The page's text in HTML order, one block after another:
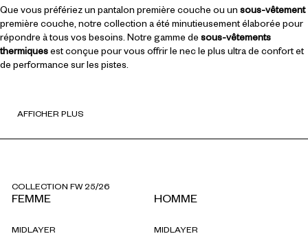
Que vous préfériez un pantalon première couche ou un sous-vêtement
première couche, notre collection a été minutieusement élaborée pour
répondre à tous vos besoins. Notre gamme de sous-vêtements
thermiquesest conçue pour vous offrir le nec le plus ultra de confort et
de performance sur les pistes.
AFFICHER PLUS
COLLECTION FW 25/26
FEMME
MIDLAYER
HOMME
MIDLAYER